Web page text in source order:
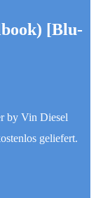
[Blu-
by Vin Diesel
geliefert.